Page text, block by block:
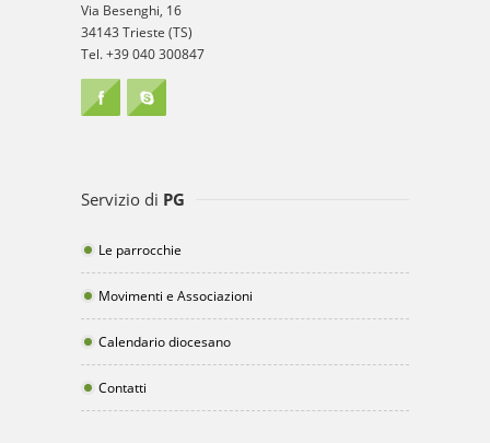
Via Besenghi, 16
34143 Trieste (TS)
Tel. +39 040 300847
Servizio di PG
Le parrocchie
Movimenti e Associazioni
Calendario diocesano
Contatti